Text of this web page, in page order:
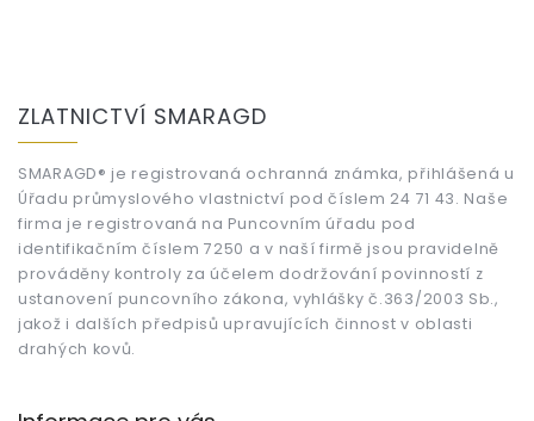
ZLATNICTVÍ SMARAGD
SMARAGD® je registrovaná ochranná známka, přihlášená u
Úřadu průmyslového vlastnictví pod číslem 24 71 43. Naše
firma je registrovaná na Puncovním úřadu pod
identifikačním číslem 7250 a v naší firmě jsou pravidelně
prováděny kontroly za účelem dodržování povinností z
ustanovení puncovního zákona, vyhlášky č.363/2003 Sb.,
jakož i dalších předpisů upravujících činnost v oblasti
drahých kovů.